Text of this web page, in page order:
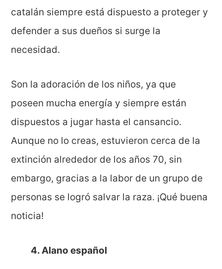
catalán siempre está dispuesto a proteger y
defender a sus dueños si surge la
necesidad.
Son la adoración de los niños, ya que
poseen mucha energía y siempre están
dispuestos a jugar hasta el cansancio.
Aunque no lo creas, estuvieron cerca de la
extinción alrededor de los años 70, sin
embargo, gracias a la labor de un grupo de
personas se logró salvar la raza. ¡Qué buena
noticia!
4. Alano español